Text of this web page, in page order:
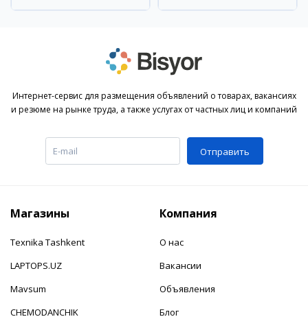
Интернет-сервис для размещения объявлений о товарах, вакансиях
и резюме на рынке труда, а также услугах от частных лиц и компаний
Отправить
Магазины
Texnika Tashkent
LAPTOPS.UZ
Mavsum
CHEMODANCHIK
Компания
О нас
Вакансии
Объявления
Блог